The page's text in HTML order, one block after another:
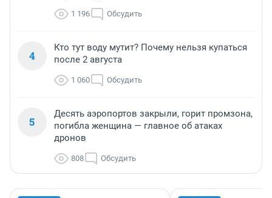
1 196 Обсудить
4
Кто тут воду мутит? Почему нельзя купаться
после 2 августа
1 060 Обсудить
5
Десять аэропортов закрыли, горит промзона,
погибла женщина — главное об атаках
дронов
808 Обсудить